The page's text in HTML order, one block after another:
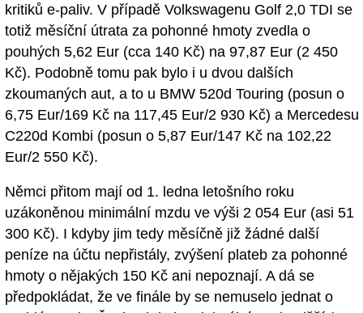
kritiků e-paliv. V případě Volkswagenu Golf 2,0 TDI se
totiž měsíční útrata za pohonné hmoty zvedla o
pouhých 5,62 Eur (cca 140 Kč) na 97,87 Eur (2 450
Kč). Podobně tomu pak bylo i u dvou dalších
zkoumaných aut, a to u BMW 520d Touring (posun o
6,75 Eur/169 Kč na 117,45 Eur/2 930 Kč) a Mercedesu
C220d Kombi (posun o 5,87 Eur/147 Kč na 102,22
Eur/2 550 Kč).
Němci přitom mají od 1. ledna letošního roku
uzákoněnou minimální mzdu ve výši 2 054 Eur (asi 51
300 Kč). I kdyby jim tedy měsíčně již žádné další
peníze na účtu nepřistály, zvýšení plateb za pohonné
hmoty o nějakých 150 Kč ani nepoznají. A dá se
předpokládat, že ve finále by se nemuselo jednat o